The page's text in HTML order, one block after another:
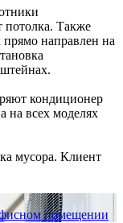
потолка. Также
направлен на
кондиционер
на всех моделях
мусора. Клиент
помещении